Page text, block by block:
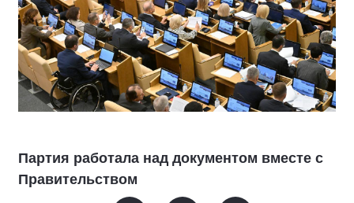
Партия работала над документом вместе с
Правительством